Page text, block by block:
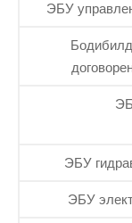
ЭБУ
ЭБУ
ЭБУ